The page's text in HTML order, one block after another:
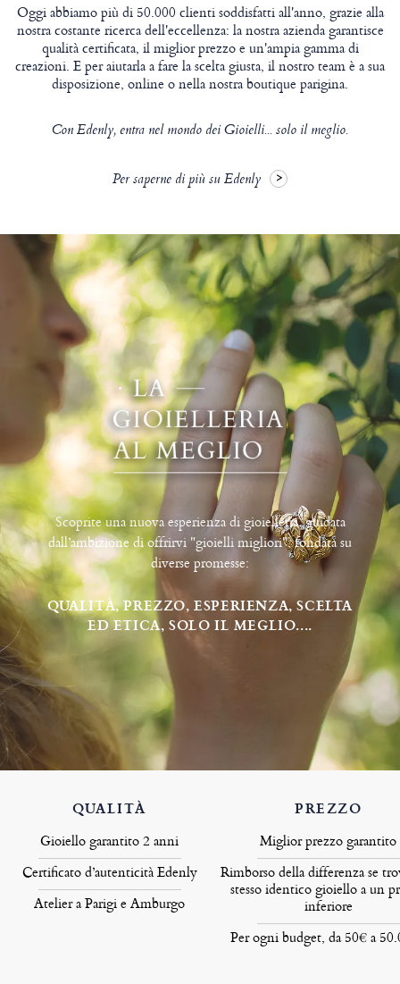
Oggi abbiamo più di 50.000 clienti soddisfatti all'anno, grazie alla
nostra costante ricerca dell'eccellenza: la nostra azienda garantisce
qualità certificata, il miglior prezzo e un'ampia gamma di
creazioni. E per aiutarla a fare la scelta giusta, il nostro team è a sua
disposizione, online o nella nostra boutique parigina.
Con Edenly, entra nel mondo dei Gioielli... solo il meglio.
Per saperne di più su Edenly
Scoprite una nuova esperienza di gioielleria, guidata
dall’ambizione di offrirvi "gioielli migliori", fondata su
diverse promesse:
QUALITÀ, PREZZO, ESPERIENZA, SCELTA
ED ETICA, SOLO IL MEGLIO....
QUALITÀ
Gioiello garantito 2 anni
Certificato d’autenticità Edenly
Atelier a Parigi e Amburgo
PREZZO
Miglior prezzo garantito
Rimborso della differenza se
stesso identico gioiello a un
inferiore
Per ogni budget, da 50€ a